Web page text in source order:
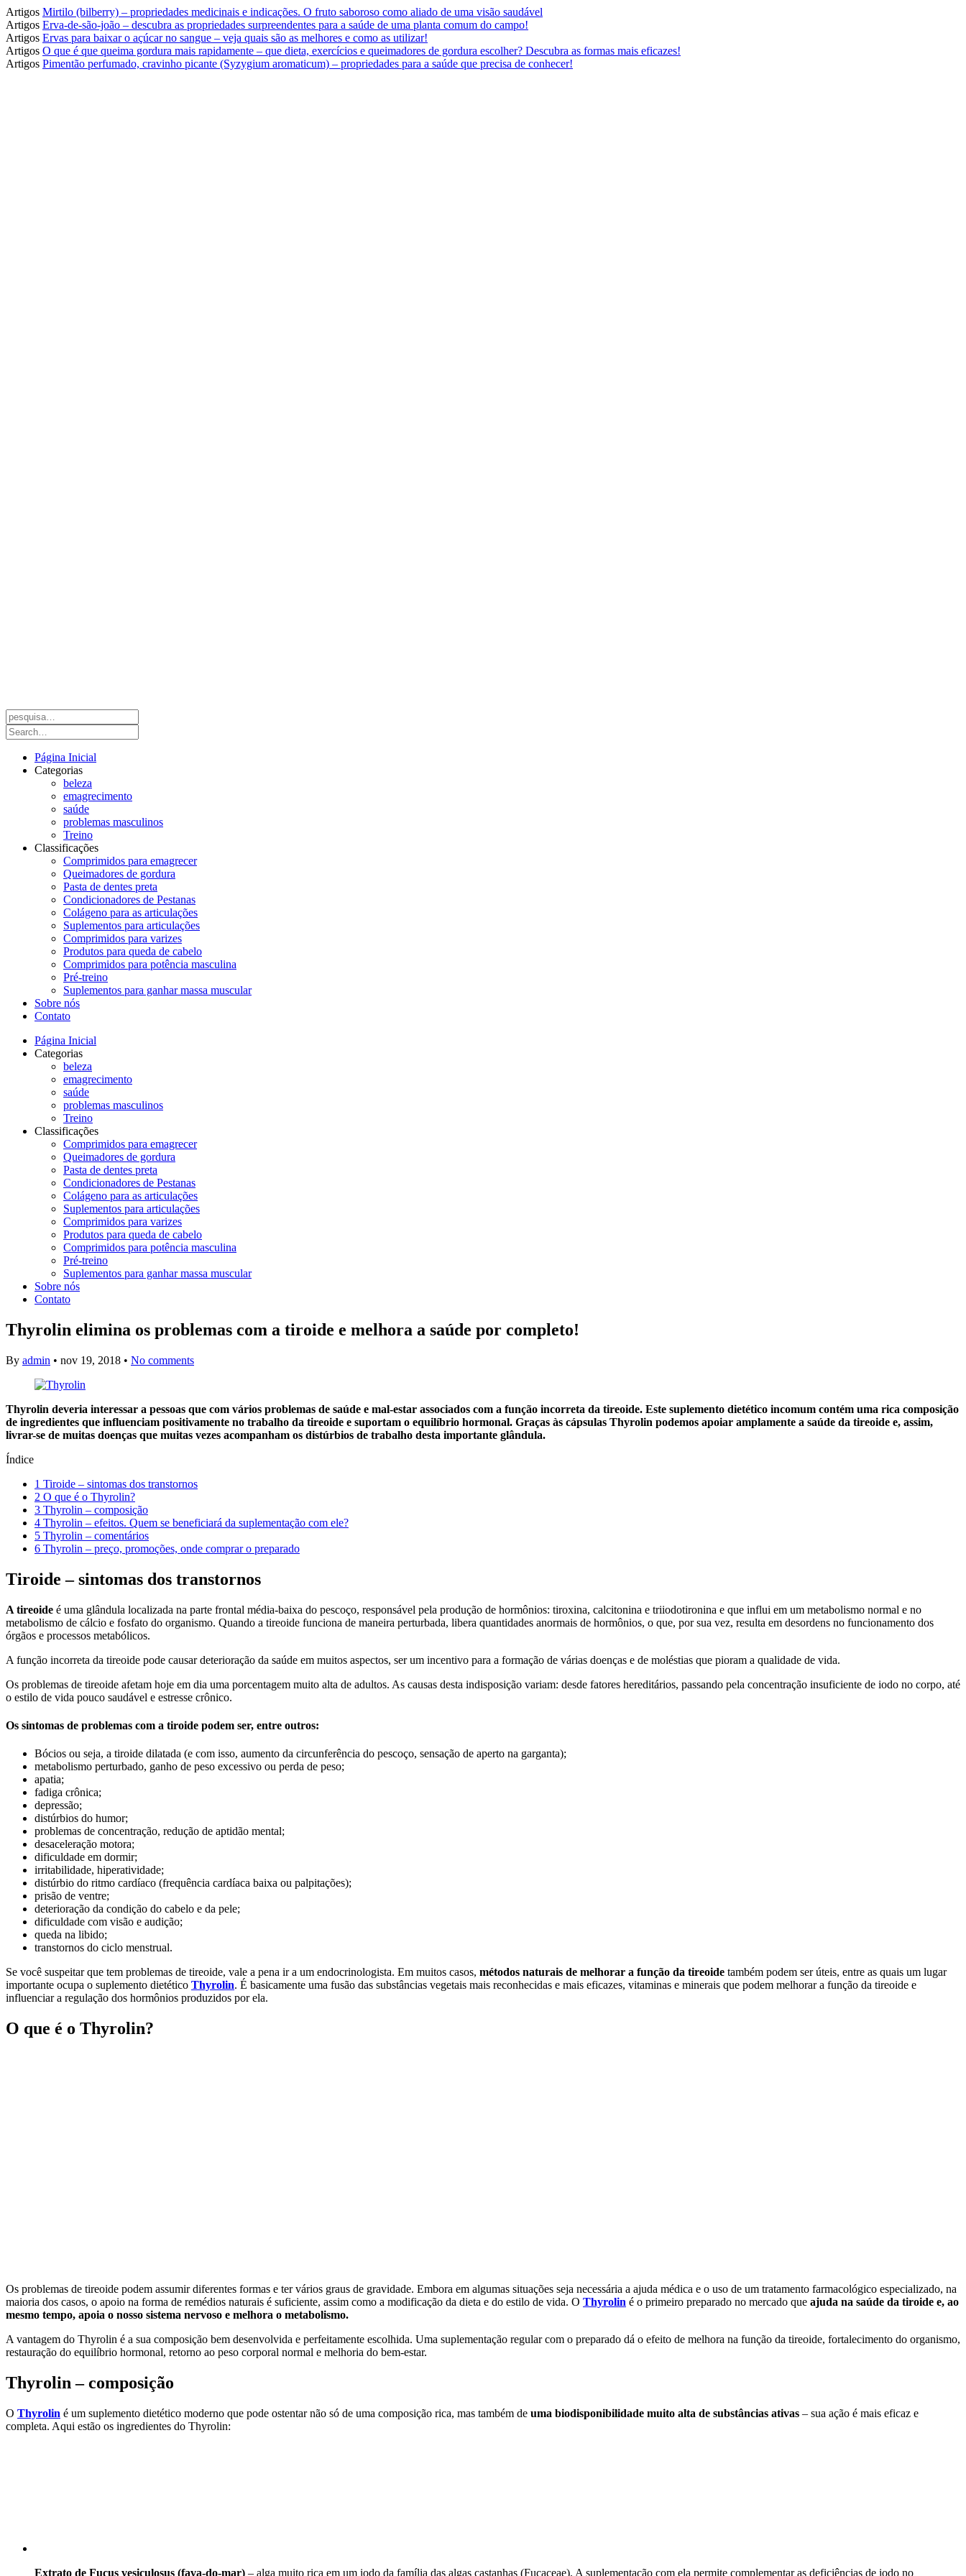
Artigos Mirtilo (bilberry) – propriedades medicinais e indicações. O fruto saboroso como aliado de uma visão saudável
Artigos Erva-de-são-joão – descubra as propriedades surpreendentes para a saúde de uma planta comum do campo!
Artigos Ervas para baixar o açúcar no sangue – veja quais são as melhores e como as utilizar!
Artigos O que é que queima gordura mais rapidamente – que dieta, exercícios e queimadores de gordura escolher? Descubra as formas mais eficazes!
Artigos Pimentão perfumado, cravinho picante (Syzygium aromaticum) – propriedades para a saúde que precisa de conhecer!
Página Inicial
Categorias
beleza
emagrecimento
saúde
problemas masculinos
Treino
Classificações
Comprimidos para emagrecer
Queimadores de gordura
Pasta de dentes preta
Condicionadores de Pestanas
Colágeno para as articulações
Suplementos para articulações
Comprimidos para varizes
Produtos para queda de cabelo
Comprimidos para potência masculina
Pré-treino
Suplementos para ganhar massa muscular
Sobre nós
Contato
Página Inicial
Categorias
beleza
emagrecimento
saúde
problemas masculinos
Treino
Classificações
Comprimidos para emagrecer
Queimadores de gordura
Pasta de dentes preta
Condicionadores de Pestanas
Colágeno para as articulações
Suplementos para articulações
Comprimidos para varizes
Produtos para queda de cabelo
Comprimidos para potência masculina
Pré-treino
Suplementos para ganhar massa muscular
Sobre nós
Contato
Thyrolin elimina os problemas com a tiroide e melhora a saúde por completo!
By admin • nov 19, 2018 • No comments
Thyrolin deveria interessar a pessoas que com vários problemas de saúde e mal-estar associados com a função incorreta da tireoide. Este suplemento dietético incomum contém uma rica composição
de ingredientes que influenciam positivamente no trabalho da tireoide e suportam o equilíbrio hormonal. Graças às cápsulas Thyrolin podemos apoiar amplamente a saúde da tireoide e, assim,
livrar-se de muitas doenças que muitas vezes acompanham os distúrbios de trabalho desta importante glândula.
Índice
1 Tiroide – sintomas dos transtornos
2 O que é o Thyrolin?
3 Thyrolin – composição
4 Thyrolin – efeitos. Quem se beneficiará da suplementação com ele?
5 Thyrolin – comentários
6 Thyrolin – preço, promoções, onde comprar o preparado
Tiroide – sintomas dos transtornos
A tireoide é uma glândula localizada na parte frontal média-baixa do pescoço, responsável pela produção de hormônios: tiroxina, calcitonina e triiodotironina e que influi em um metabolismo normal e no
metabolismo de cálcio e fosfato do organismo. Quando a tireoide funciona de maneira perturbada, libera quantidades anormais de hormônios, o que, por sua vez, resulta em desordens no funcionamento dos
órgãos e processos metabólicos.
A função incorreta da tireoide pode causar deterioração da saúde em muitos aspectos, ser um incentivo para a formação de várias doenças e de moléstias que pioram a qualidade de vida.
Os problemas de tireoide afetam hoje em dia uma porcentagem muito alta de adultos. As causas desta indisposição variam: desde fatores hereditários, passando pela concentração insuficiente de iodo no corpo, até
o estilo de vida pouco saudável e estresse crônico.
Os sintomas de problemas com a tiroide podem ser, entre outros:
Bócios ou seja, a tiroide dilatada (e com isso, aumento da circunferência do pescoço, sensação de aperto na garganta);
metabolismo perturbado, ganho de peso excessivo ou perda de peso;
apatia;
fadiga crônica;
depressão;
distúrbios do humor;
problemas de concentração, redução de aptidão mental;
desaceleração motora;
dificuldade em dormir;
irritabilidade, hiperatividade;
distúrbio do ritmo cardíaco (frequência cardíaca baixa ou palpitações);
prisão de ventre;
deterioração da condição do cabelo e da pele;
dificuldade com visão e audição;
queda na libido;
transtornos do ciclo menstrual.
Se você suspeitar que tem problemas de tireoide, vale a pena ir a um endocrinologista. Em muitos casos, métodos naturais de melhorar a função da tireoide também podem ser úteis, entre as quais um lugar
importante ocupa o suplemento dietético Thyrolin. É basicamente uma fusão das substâncias vegetais mais reconhecidas e mais eficazes, vitaminas e minerais que podem melhorar a função da tireoide e
influenciar a regulação dos hormônios produzidos por ela.
O que é o Thyrolin?
Os problemas de tireoide podem assumir diferentes formas e ter vários graus de gravidade. Embora em algumas situações seja necessária a ajuda médica e o uso de um tratamento farmacológico especializado, na
maioria dos casos, o apoio na forma de remédios naturais é suficiente, assim como a modificação da dieta e do estilo de vida. O Thyrolin é o primeiro preparado no mercado que ajuda na saúde da tiroide e, ao
mesmo tempo, apoia o nosso sistema nervoso e melhora o metabolismo.
A vantagem do Thyrolin é a sua composição bem desenvolvida e perfeitamente escolhida. Uma suplementação regular com o preparado dá o efeito de melhora na função da tireoide, fortalecimento do organismo,
restauração do equilíbrio hormonal, retorno ao peso corporal normal e melhoria do bem-estar.
Thyrolin – composição
O Thyrolin é um suplemento dietético moderno que pode ostentar não só de uma composição rica, mas também de uma biodisponibilidade muito alta de substâncias ativas – sua ação é mais eficaz e
completa. Aqui estão os ingredientes do Thyrolin:
Extrato de Fucus vesiculosus (fava-do-mar) – alga muito rica em um iodo da família das algas castanhas (Fucaceae). A suplementação com ela permite complementar as deficiências de iodo no